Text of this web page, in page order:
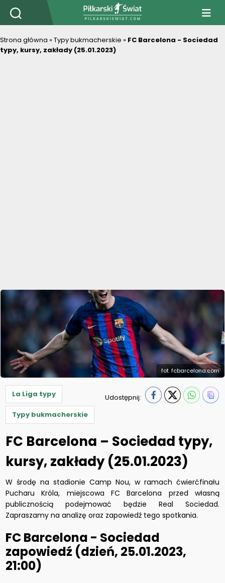
PiłkarskiSwiat.com
Strona główna »Typy bukmacherskie » FC Barcelona - Sociedad
typy, kursy, zakłady (25.01.2023)
fot. fcbarcelona.com
La Liga typy
Typy bukmacherskie
Udostępnij:
FC Barcelona – Sociedad typy,
kursy, zakłady (25.01.2023)
W środę na stadionie Camp Nou, w ramach ćwierćfinału
Pucharu Króla, miejscowa FC Barcelona przed własną
publicznością podejmować będzie Real Sociedad.
Zapraszamy na analizę oraz zapowiedź tego spotkania.
FC Barcelona - Sociedad
zapowiedź (dzień, 25.01.2023,
21:00)